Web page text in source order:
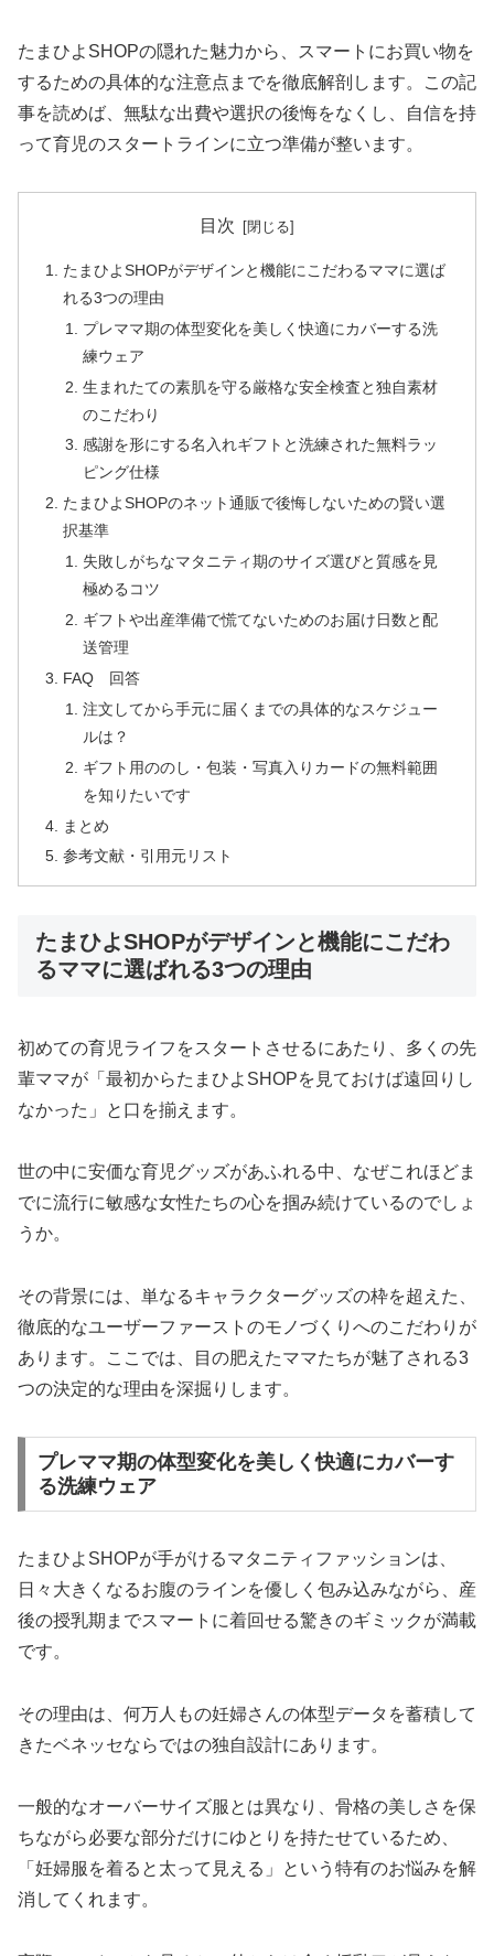
たまひよSHOPの隠れた魅力から、スマートにお買い物を
するための具体的な注意点までを徹底解剖します。この記
事を読めば、無駄な出費や選択の後悔をなくし、自信を持
って育児のスタートラインに立つ準備が整います。
目次
たまひよSHOPがデザインと機能にこだわるママに選ば
れる3つの理由
プレママ期の体型変化を美しく快適にカバーする洗
練ウェア
生まれたての素肌を守る厳格な安全検査と独自素材
のこだわり
感謝を形にする名入れギフトと洗練された無料ラッ
ピング仕様
たまひよSHOPのネット通販で後悔しないための賢い選
択基準
失敗しがちなマタニティ期のサイズ選びと質感を見
極めるコツ
ギフトや出産準備で慌てないためのお届け日数と配
送管理
FAQ 回答
注文してから手元に届くまでの具体的なスケジュー
ルは？
ギフト用ののし・包装・写真入りカードの無料範囲
を知りたいです
まとめ
参考文献・引用元リスト
たまひよSHOPがデザインと機能にこだわ
るママに選ばれる3つの理由
初めての育児ライフをスタートさせるにあたり、多くの先
輩ママが「最初からたまひよSHOPを見ておけば遠回りし
なかった」と口を揃えます。
世の中に安価な育児グッズがあふれる中、なぜこれほどま
でに流行に敏感な女性たちの心を掴み続けているのでしょ
うか。
その背景には、単なるキャラクターグッズの枠を超えた、
徹底的なユーザーファーストのモノづくりへのこだわりが
あります。ここでは、目の肥えたママたちが魅了される3
つの決定的な理由を深掘りします。
プレママ期の体型変化を美しく快適にカバーす
る洗練ウェア
たまひよSHOPが手がけるマタニティファッションは、
日々大きくなるお腹のラインを優しく包み込みながら、産
後の授乳期までスマートに着回せる驚きのギミックが満載
です。
その理由は、何万人もの妊婦さんの体型データを蓄積して
きたベネッセならではの独自設計にあります。
一般的なオーバーサイズ服とは異なり、骨格の美しさを保
ちながら必要な部分だけにゆとりを持たせているため、
「妊婦服を着ると太って見える」という特有のお悩みを解
消してくれます。